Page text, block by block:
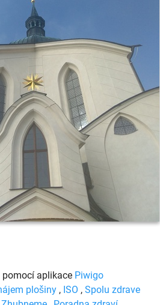
aplikace Piwigo
plošiny , ISO , Spolu zdrave